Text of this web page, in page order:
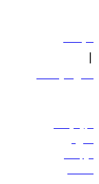
سياساتنا
|
الشروط والأحكام
حجز الرحلات
العروض
الوجهات
الأمتعة